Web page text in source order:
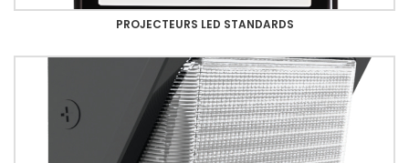
PROJECTEURS LED STANDARDS